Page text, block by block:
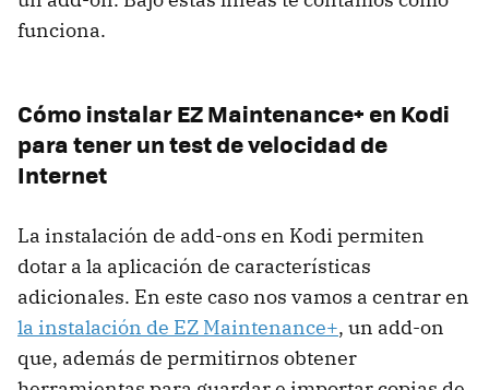
funciona.
Cómo instalar EZ Maintenance+ en Kodi
para tener un test de velocidad de
Internet
La instalación de add-ons en Kodi permiten
dotar a la aplicación de características
adicionales. En este caso nos vamos a centrar en
la instalación de EZ Maintenance+, un add-on
que, además de permitirnos obtener